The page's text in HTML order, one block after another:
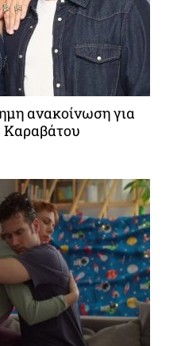
ανακοίνωση για
Καραβάτου